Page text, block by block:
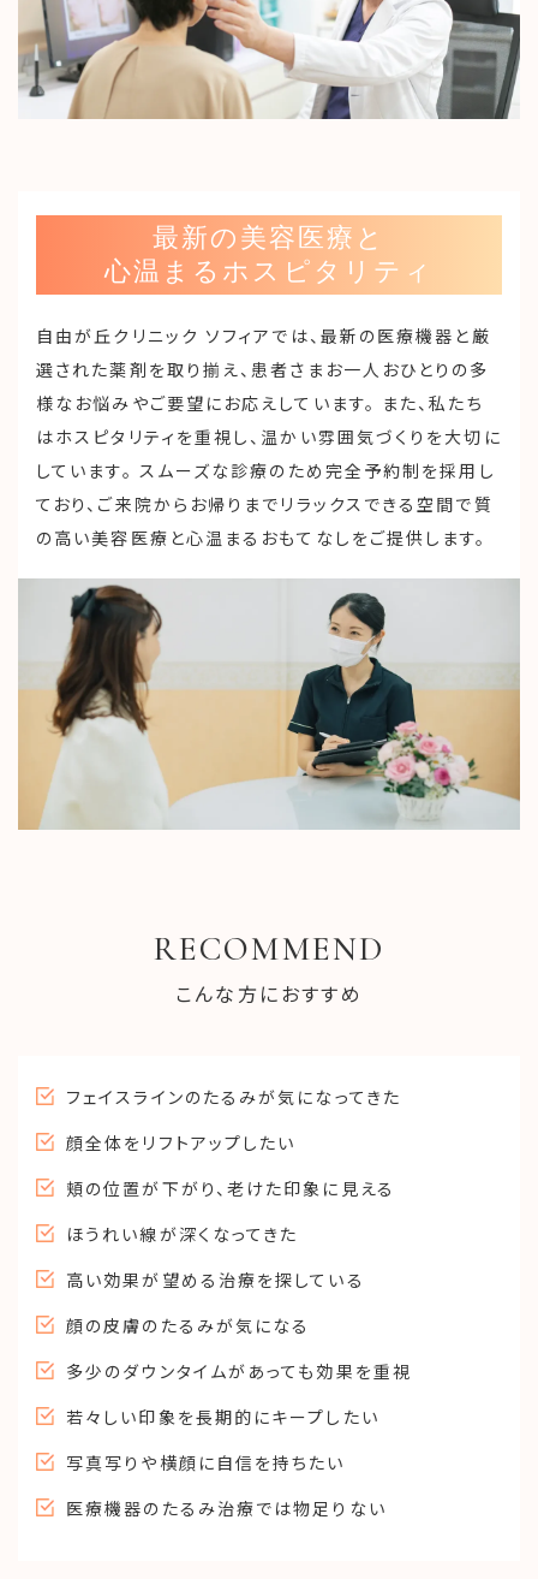
最新の美容医療と
心温まるホスピタリティ
自由が丘クリニック ソフィアでは、最新の医療機器と厳
選された薬剤を取り揃え、患者さまお一人おひとりの多
様なお悩みやご要望にお応えしています。 また、私たち
はホスピタリティを重視し、温かい雰囲気づくりを大切に
しています。 スムーズな診療のため完全予約制を採用し
ており、ご来院からお帰りまでリラックスできる空間で質
の高い美容医療と心温まるおもてなしをご提供します。
RECOMMEND
こんな方におすすめ
フェイスラインのたるみが気になってきた
顔全体をリフトアップしたい
頬の位置が下がり、老けた印象に見える
ほうれい線が深くなってきた
高い効果が望める治療を探している
顔の皮膚のたるみが気になる
多少のダウンタイムがあっても効果を重視
若々しい印象を長期的にキープしたい
写真写りや横顔に自信を持ちたい
医療機器のたるみ治療では物足りない